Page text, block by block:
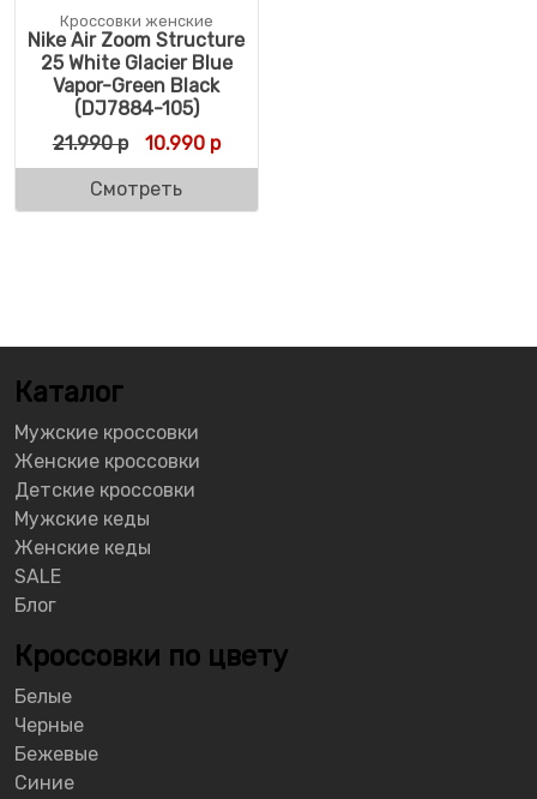
Кроссовки женские
Nike Air Zoom Structure
25 White Glacier Blue
Vapor-Green Black
(DJ7884-105)
21.990р Первоначальная цена составляла 21.990
10.990рТекущая цена: 10.990 р.
Смотреть
Каталог
Мужские кроссовки
Женские кроссовки
Детские кроссовки
Мужские кеды
Женские кеды
SALE
Блог
Кроссовки по цвету
Белые
Черные
Бежевые
Синие